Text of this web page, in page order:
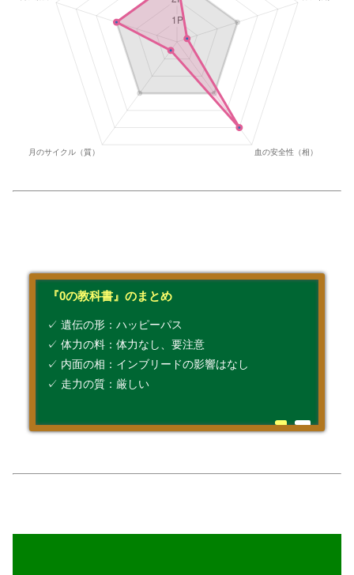
『0の教科書』のまとめ
✓ 遺伝の形：ハッピーパス
✓ 体力の料：体力なし、要注意
✓ 内面の相：インブリードの影響はなし
✓ 走力の質：厳しい